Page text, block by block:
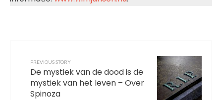
PREVIOUS STORY
De mystiek van de dood is de
mystiek van het leven – Over
Spinoza